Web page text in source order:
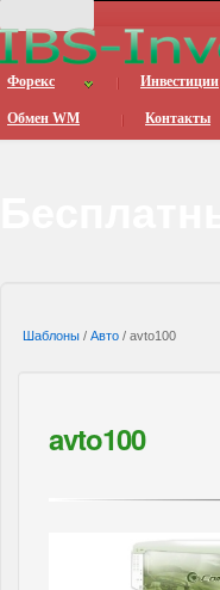
Форекс Инвестиции
Обмен WM Контакты
Шаблоны / Авто / avto100
avto100